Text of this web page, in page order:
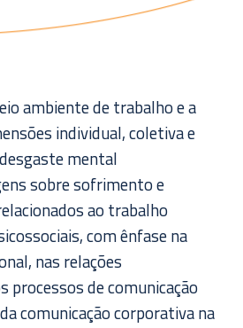
ambiente de trabalho e a
individual, coletiva e
mental
sobre sofrimento e
ao trabalho
com ênfase na
nas relações
processos de comunicação
comunicação corporativa na